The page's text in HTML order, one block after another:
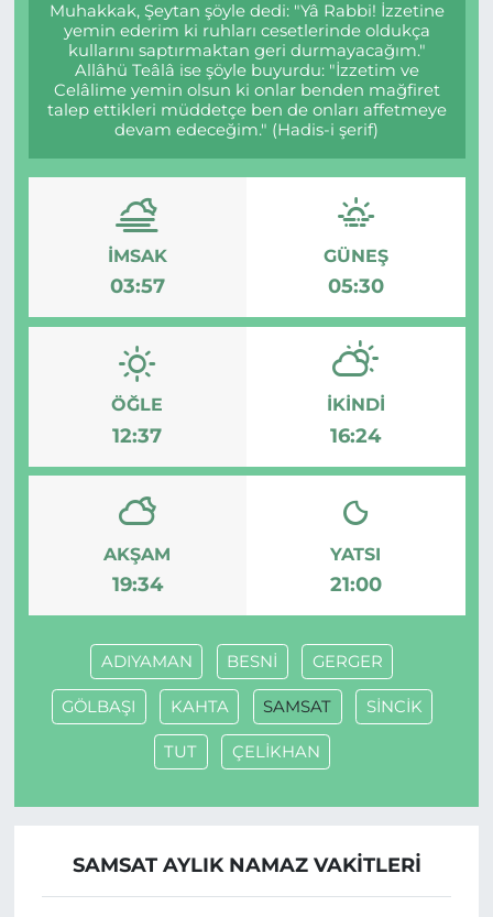
Muhakkak, Şeytan şöyle dedi: "Yâ Rabbi! İzzetine
yemin ederim ki ruhları cesetlerinde oldukça
kullarını saptırmaktan geri durmayacağım."
Allâhü Teâlâ ise şöyle buyurdu: "İzzetim ve
Celâlime yemin olsun ki onlar benden mağfiret
talep ettikleri müddetçe ben de onları affetmeye
devam edeceğim." (Hadis-i şerif)
İMSAK
03:57
GÜNEŞ
05:30
ÖĞLE
12:37
İKINDI
16:24
AKŞAM
19:34
YATSI
21:00
ADIYAMAN BESNİ GERGER
GÖLBAŞI KAHTA SAMSAT SİNCİK
TUT ÇELİKHAN
SAMSAT AYLIK NAMAZ VAKITLERI